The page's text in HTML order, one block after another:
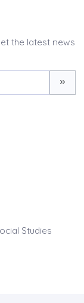
the latest news
Studies